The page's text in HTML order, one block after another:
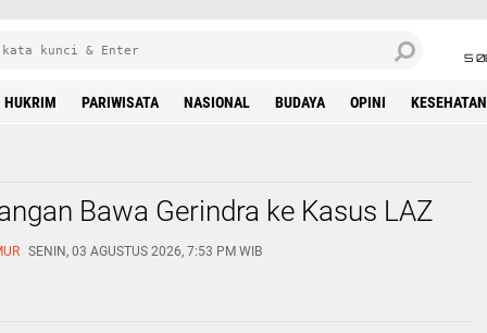
5
HUKRIM PARIWISATA NASIONAL BUDAYA OPINI KESEHATAN
Bawa Gerindra ke Kasus LAZ
SENIN, 03 AGUSTUS 2026, 7:53 PM WIB